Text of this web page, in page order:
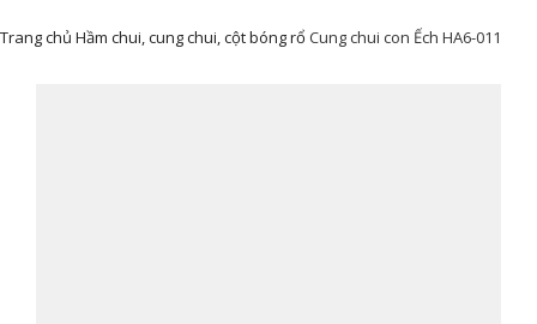
Trang chủ Hầm chui, cung chui, cột bóng rổ Cung chui con Ếch HA6-011